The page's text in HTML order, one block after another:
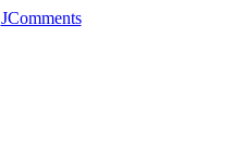
JComments